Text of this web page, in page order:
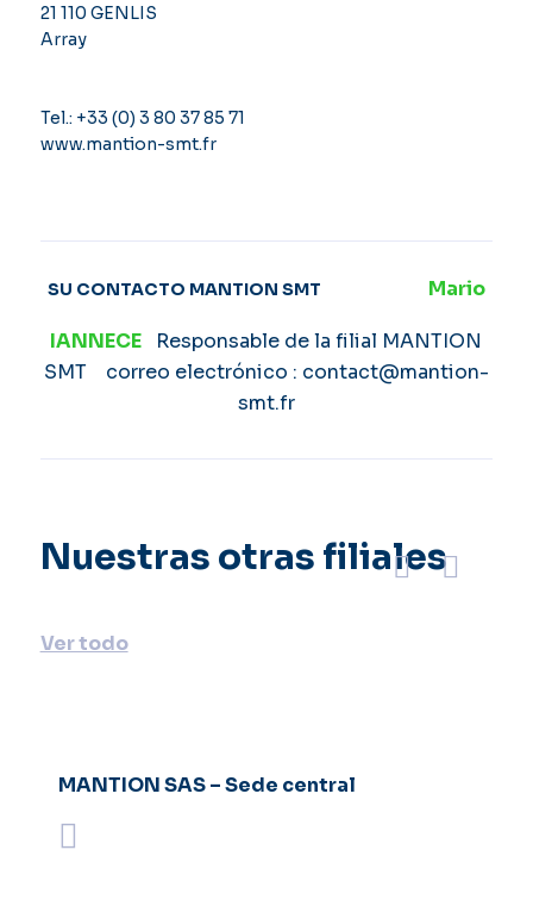
21 110 GENLIS
Array
Tel.: +33 (0) 3 80 37 85 71
www.mantion-smt.fr
SU CONTACTO MANTION SMT Mario
IANNECE Responsable de la filial MANTION
SMT correo electrónico : contact@mantion-
smt.fr
Nuestras otras filiales
Ver todo
Précédent
Suivant
MANTION SAS – Sede central